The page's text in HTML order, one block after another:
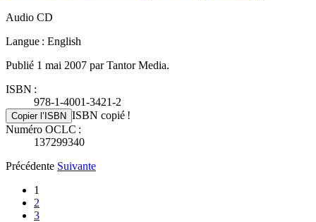
Audio CD
Langue : English
Publié 1 mai 2007 par Tantor Media.
ISBN :
978-1-4001-3421-2
Copier l’ISBN ISBN copié !
Numéro OCLC :
137299340
Précédente Suivante
1
2
3